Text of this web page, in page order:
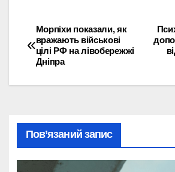
Навігація
записів
Морпіхи показали, як
вражають військові
цілі РФ на лівобережжі
Дніпра
Пов’язаний запис